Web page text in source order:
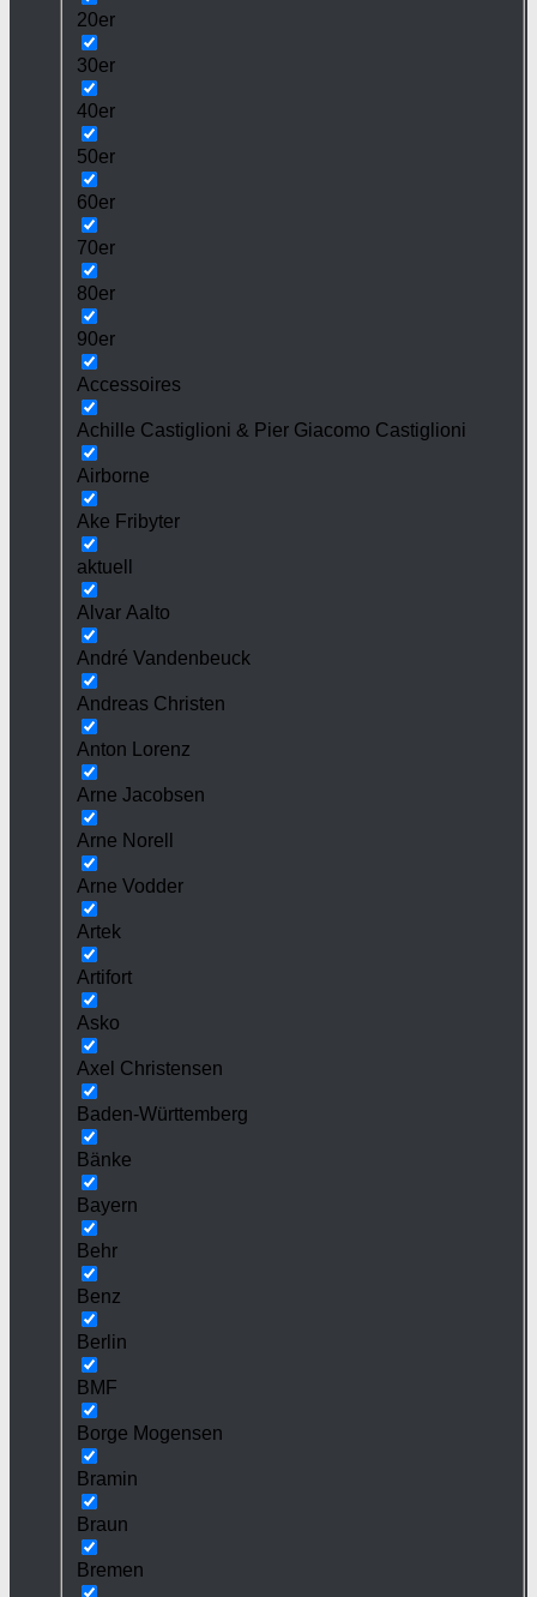
20er
30er
40er
50er
60er
70er
80er
90er
Accessoires
Achille Castiglioni & Pier Giacomo Castiglioni
Airborne
Ake Fribyter
aktuell
Alvar Aalto
André Vandenbeuck
Andreas Christen
Anton Lorenz
Arne Jacobsen
Arne Norell
Arne Vodder
Artek
Artifort
Asko
Axel Christensen
Baden-Württemberg
Bänke
Bayern
Behr
Benz
Berlin
BMF
Borge Mogensen
Bramin
Braun
Bremen